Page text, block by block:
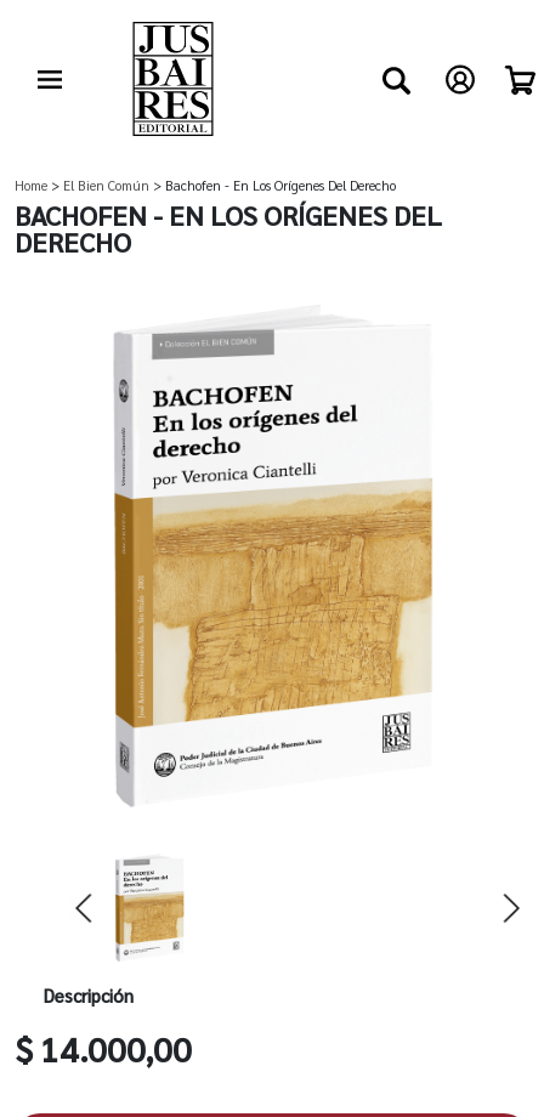
Home > El Bien Común > Bachofen - En Los Orígenes Del Derecho
BACHOFEN - EN LOS ORÍGENES DEL
DERECHO
Descripción
$ 14.000,00